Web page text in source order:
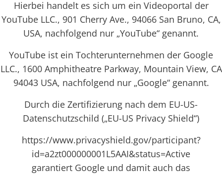
Hierbei handelt es sich um ein Videoportal der
YouTube LLC., 901 Cherry Ave., 94066 San Bruno, CA,
USA, nachfolgend nur „YouTube“ genannt.
YouTube ist ein Tochterunternehmen der Google
LLC., 1600 Amphitheatre Parkway, Mountain View, CA
94043 USA, nachfolgend nur „Google“ genannt.
Durch die Zertifizierung nach dem EU-US-
Datenschutzschild („EU-US Privacy Shield“)
https://www.privacyshield.gov/participant?
id=a2zt000000001L5AAI&status=Active
garantiert Google und damit auch das